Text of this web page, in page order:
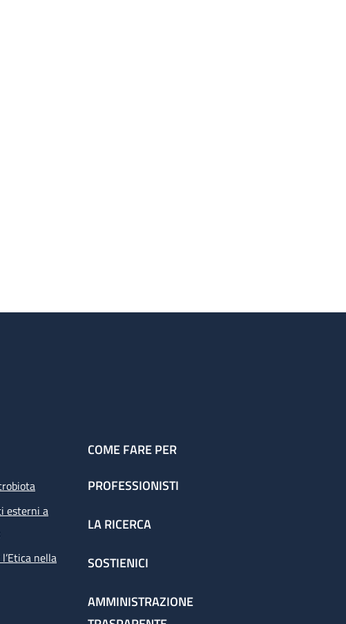
esterni a
nella
COME FARE PER
PROFESSIONISTI
LA RICERCA
SOSTIENICI
AMMINISTRAZIONE